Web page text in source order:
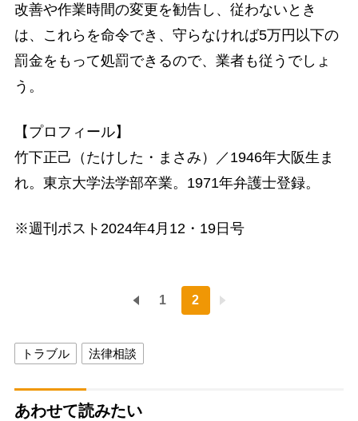
改善や作業時間の変更を勧告し、従わないとき
は、これらを命令でき、守らなければ5万円以下の
罰金をもって処罰できるので、業者も従うでしょ
う。
【プロフィール】
竹下正己（たけした・まさみ）／1946年大阪生ま
れ。東京大学法学部卒業。1971年弁護士登録。
※週刊ポスト2024年4月12・19日号
1 2
トラブル 法律相談
あわせて読みたい